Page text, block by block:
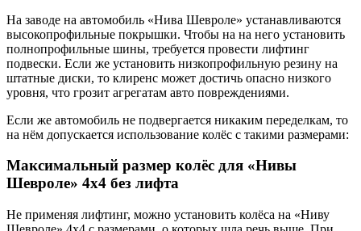
На заводе на автомобиль «Нива Шевроле» устанавливаются
высокопрофильные покрышки. Чтобы на на него установить
полнопрофильные шины, требуется провести лифтинг
подвески. Если же установить низкопрофильную резину на
штатные диски, то клиренс может достичь опасно низкого
уровня, что грозит агрегатам авто повреждениями.
Если же автомобиль не подвергается никаким переделкам, то
на нём допускается использование колёс с такими размерами:
Максимальный размер колёс для «Нивы
Шевроле» 4х4 без лифта
Не применяя лифтинг, можно установить колёса на «Ниву